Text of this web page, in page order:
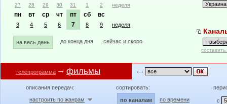
27 28 29 30 31 1 2 неделя
пн вт ср чт пт сб вс
3 4 5 6 7 8 9 неделя
на весь день до конца дня сейчас и скоро
телепрограмма фильмы
описания передач:
настроить по жанрам
сортировать:
по каналам по времени с